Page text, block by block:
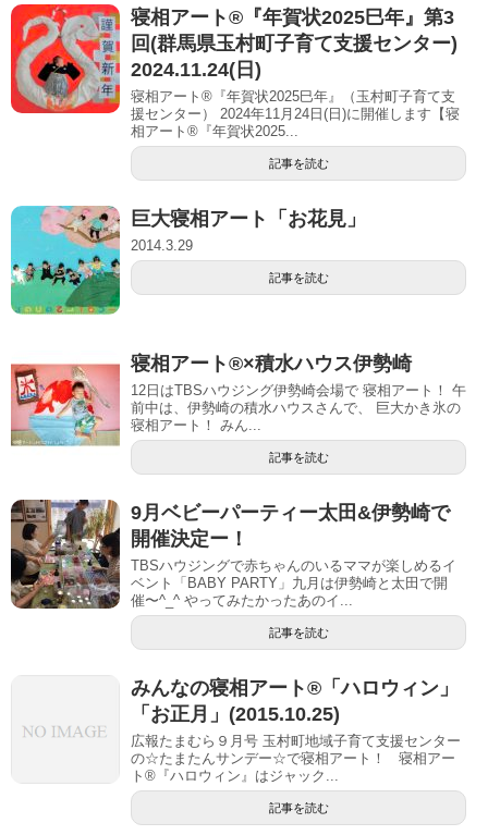
寝相アート®︎『年賀状2025巳年』第3
回(群馬県玉村町子育て支援センター)
2024.11.24(日)
寝相アート®『年賀状2025巳年』（玉村町子育て支
援センター） 2024年11月24日(日)に開催します【寝
相アート®︎『年賀状2025...
記事を読む
巨大寝相アート「お花見」
2014.3.29
記事を読む
寝相アート®︎×積水ハウス伊勢崎
12日はTBSハウジング伊勢崎会場で 寝相アート！ 午
前中は、伊勢崎の積水ハウスさんで、 巨大かき氷の
寝相アート！ みん...
記事を読む
9月ベビーパーティー太田&伊勢崎で
開催決定ー！
TBSハウジングで赤ちゃんのいるママが楽しめるイ
ベント「BABY PARTY」九月は伊勢崎と太田で開
催〜^_^ やってみたかったあのイ...
記事を読む
みんなの寝相アート®「ハロウィン」
「お正月」(2015.10.25)
広報たまむら９月号 玉村町地域子育て支援センター
の☆たまたんサンデー☆で寝相アート！ 寝相アー
ト®『ハロウィン』はジャック...
記事を読む